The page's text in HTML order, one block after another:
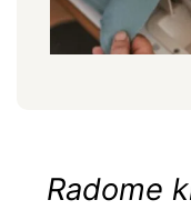
Radome